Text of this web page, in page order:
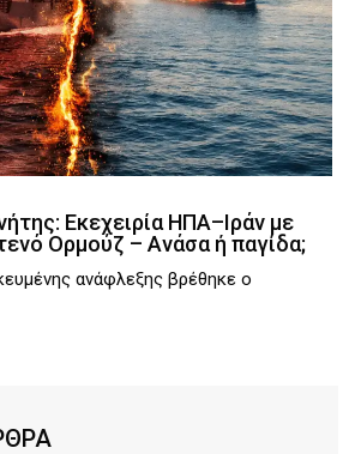
Εκεχειρία ΗΠΑ–Ιράν με
Ορμούζ – Ανάσα ή παγίδα;
ανάφλεξης βρέθηκε ο